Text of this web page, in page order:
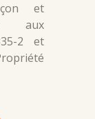
et
aux
2 et